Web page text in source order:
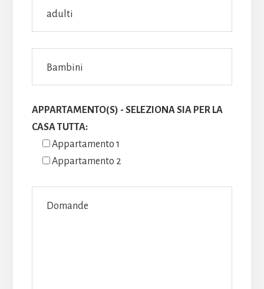
APPARTAMENTO(S) - SELEZIONA SIA PER LA
CASA TUTTA:
Appartamento 1
Appartamento 2